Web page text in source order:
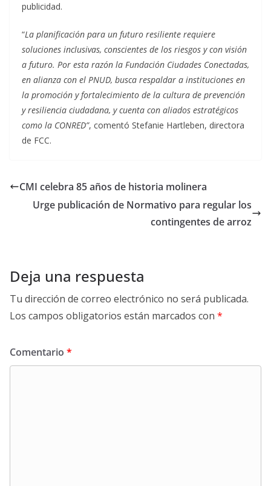
publicidad.
“La planificación para un futuro resiliente requiere
soluciones inclusivas, conscientes de los riesgos y con visión
a futuro. Por esta razón la Fundación Ciudades Conectadas,
en alianza con el PNUD, busca respaldar a instituciones en
la promoción y fortalecimiento de la cultura de prevención
y resiliencia ciudadana, y cuenta con aliados estratégicos
como la CONRED”, comentó Stefanie Hartleben, directora
de FCC.
CMI celebra 85 años de historia molinera
Urge publicación de Normativo para regular los
contingentes de arroz
Deja una respuesta
Tu dirección de correo electrónico no será publicada.
Los campos obligatorios están marcados con *
Comentario *